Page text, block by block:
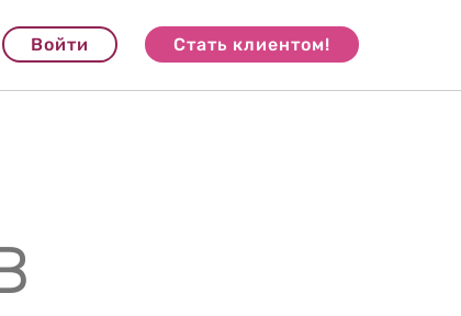
Войти Стать клиентом!